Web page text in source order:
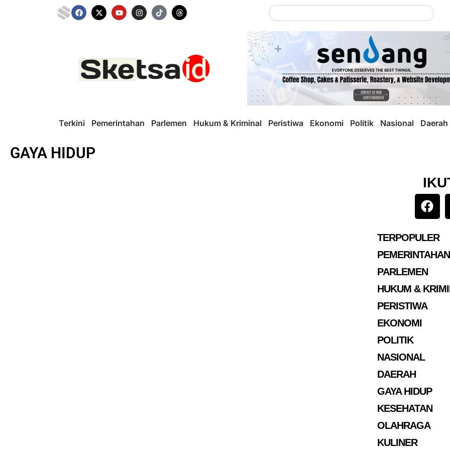
Terkini Pemerintahan Parlemen Hukum & Kriminal Peristiwa Ekonomi Politik Nasional Daerah
GAYA HIDUP
TERPOPULER
PEMERINTAHAN
PARLEMEN
HUKUM &
PERISTIWA
EKONOMI
POLITIK
NASIONAL
DAERAH
GAYA HIDUP
KESEHATAN
OLAHRAGA
KULINER